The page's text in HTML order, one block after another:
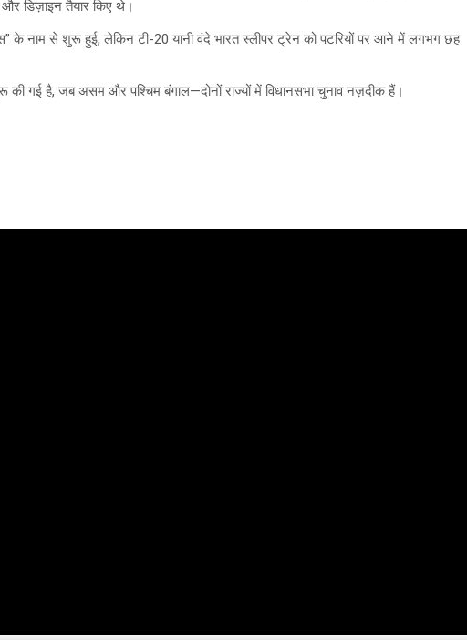
डिज़ाइन तैयार किए थे।
के नाम से शुरू हुई, लेकिन टी-20 यानी वंदे भारत स्लीपर ट्रेन को पटरियों पर आने में लगभग छह
गई है, जब असम और पश्चिम बंगाल—दोनों राज्यों में विधानसभा चुनाव नज़दीक हैं।